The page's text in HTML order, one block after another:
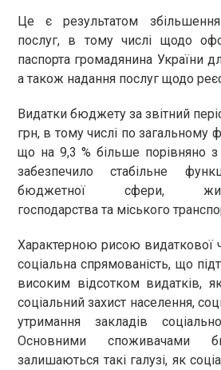
Це є результатом збільшення
послуг, в тому числі щодо
паспорта громадянина України
а також надання послуг щодо
Видатки бюджету за звітний
грн, в тому числі по загальному
що на 9,3 % більше порівняно
забезпечило стабільне
бюджетної сфери,
господарства та міського
Характерною рисою видаткової
соціальна спрямованість, що
високим відсотком видатків,
соціальний захист населення,
утримання закладів
Основними споживачами
залишаються такі галузі, як